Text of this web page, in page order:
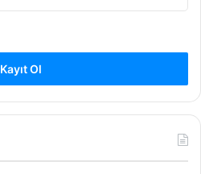
Kayıt Ol